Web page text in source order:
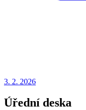
3. 2. 2026
Úřední deska